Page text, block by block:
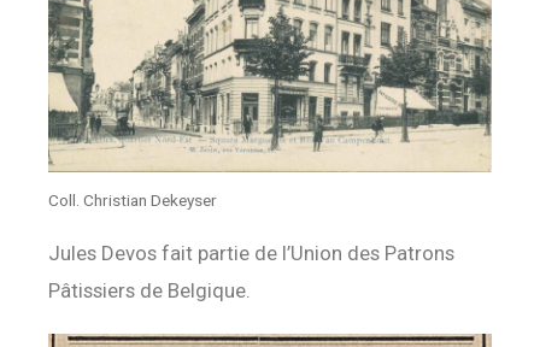
Coll. Christian Dekeyser
Jules Devos fait partie de l’Union des Patrons
Pâtissiers de Belgique.